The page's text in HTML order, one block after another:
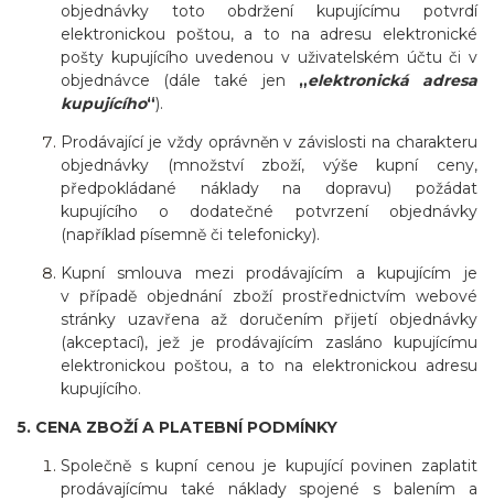
objednávky toto obdržení kupujícímu potvrdí
elektronickou poštou, a to na adresu elektronické
pošty kupujícího uvedenou v uživatelském účtu či v
objednávce (dále také jen „elektronická adresa
kupujícího“).
Prodávající je vždy oprávněn v závislosti na charakteru
objednávky (množství zboží, výše kupní ceny,
předpokládané náklady na dopravu) požádat
kupujícího o dodatečné potvrzení objednávky
(například písemně či telefonicky).
Kupní smlouva mezi prodávajícím a kupujícím je
v případě objednání zboží prostřednictvím webové
stránky uzavřena až doručením přijetí objednávky
(akceptací), jež je prodávajícím zasláno kupujícímu
elektronickou poštou, a to na elektronickou adresu
kupujícího.
5. CENA ZBOŽÍ A PLATEBNÍ PODMÍNKY
Společně s kupní cenou je kupující povinen zaplatit
prodávajícímu také náklady spojené s balením a